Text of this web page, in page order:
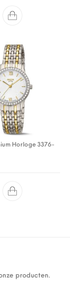
Horloge 3376-
producten.